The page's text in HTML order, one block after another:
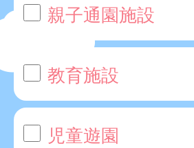
親子通園施設
教育施設
児童遊園